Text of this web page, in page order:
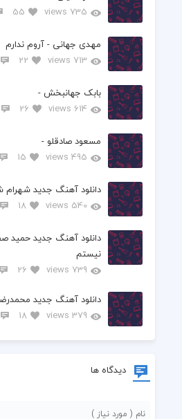
735 views
55
مهدی جهانی - آروم ندارم
713 views
22
بابک جهانبخش -
614 views
26
مسعود صادقلو -
495 views
15
دانلود آهنگ جدید شهرام
540 views
18
دانلود آهنگ جدید حمید
نیستم
739 views
26
دانلود آهنگ جدید
379 views
18
دیدگاه ها